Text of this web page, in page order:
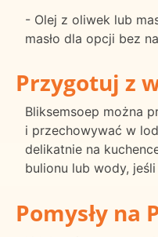
- Olej z oliwek lub
masło dla opcji bez
Przygotuj z
Bliksemsoep można
i przechowywać w
delikatnie na
bulionu lub wody,
Pomysły na